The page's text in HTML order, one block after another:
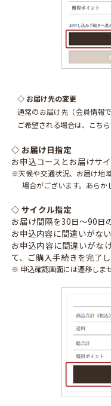
◇ お届け先の変更
通常のお届け先（会員情報
ご希望される場合は、こち
◇ お届け日指定
お申込コースとお届けサ
※天候や交通状況、お届け地
場合がございます。あらか
◇ サイクル指定
お届け間隔を30日～90日
お申込内容に間違いがな
お申込内容に間違いがな
て、ご購入手続きを完了し
※ 申込確認画面には遷移しま